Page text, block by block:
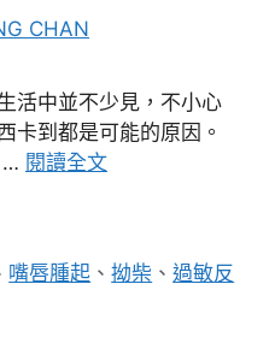
CHAN
活中並不少見，不小心
卡到都是可能的原因。
… 閱讀全文
嘴唇腫起 、拗柴 、過敏反